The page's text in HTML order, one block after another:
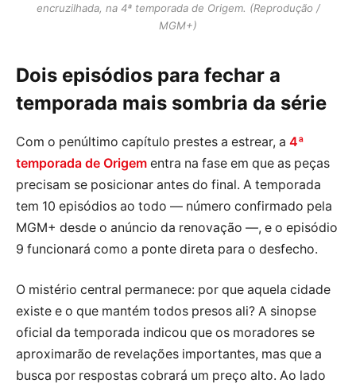
encruzilhada, na 4ª temporada de Origem. (Reprodução /
MGM+)
Dois episódios para fechar a
temporada mais sombria da série
Com o penúltimo capítulo prestes a estrear, a 4ª
temporada de Origem entra na fase em que as peças
precisam se posicionar antes do final. A temporada
tem 10 episódios ao todo — número confirmado pela
MGM+ desde o anúncio da renovação —, e o episódio
9 funcionará como a ponte direta para o desfecho.
O mistério central permanece: por que aquela cidade
existe e o que mantém todos presos ali? A sinopse
oficial da temporada indicou que os moradores se
aproximarão de revelações importantes, mas que a
busca por respostas cobrará um preço alto. Ao lado